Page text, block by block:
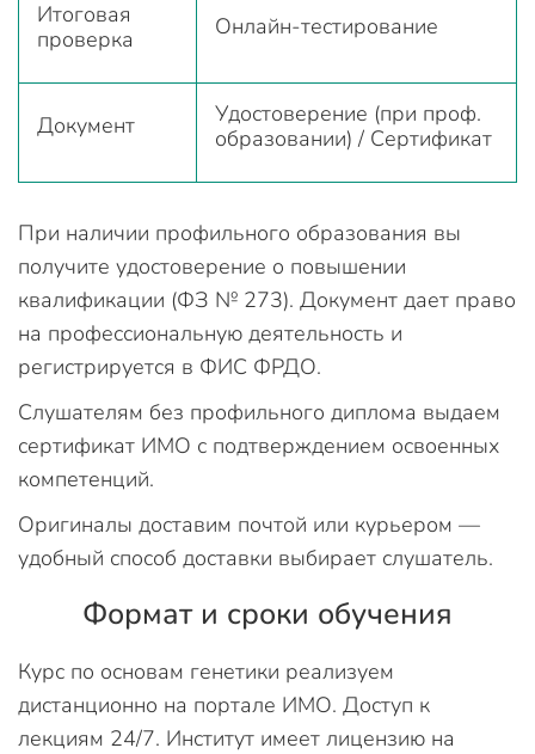
Итоговая
проверка
Онлайн-тестирование
Документ
Удостоверение (при проф.
образовании) / Сертификат
При наличии профильного образования вы
получите удостоверение о повышении
квалификации (ФЗ № 273). Документ дает право
на профессиональную деятельность и
регистрируется в ФИС ФРДО.
Слушателям без профильного диплома выдаем
сертификат ИМО с подтверждением освоенных
компетенций.
Оригиналы доставим почтой или курьером —
удобный способ доставки выбирает слушатель.
Формат и сроки обучения
Курс по основам генетики реализуем
дистанционно на портале ИМО. Доступ к
лекциям 24/7. Институт имеет лицензию на